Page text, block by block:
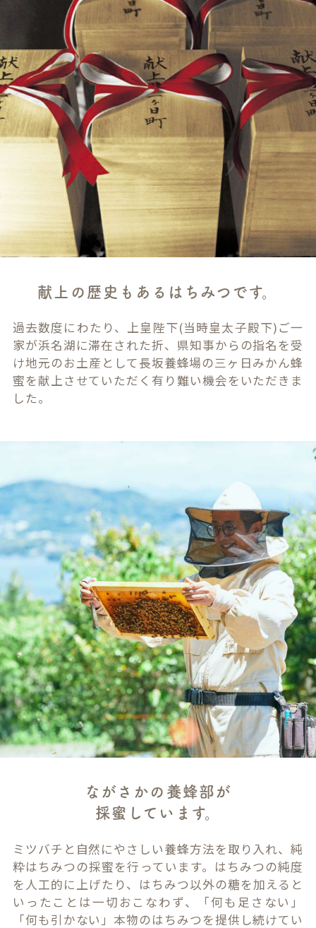
献上の歴史もあるはちみつです。
過去数度にわたり、上皇陛下(当時皇太子殿下)ご一
家が浜名湖に滞在された折、県知事からの指名を受
け地元のお土産として長坂養蜂場の三ヶ日みかん蜂
蜜を献上させていただく有り難い機会をいただきま
した。
ながさかの養蜂部が
採蜜しています。
ミツバチと自然にやさしい養蜂方法を取り入れ、純
粋はちみつの採蜜を行っています。はちみつの純度
を人工的に上げたり、はちみつ以外の糖を加えると
いったことは一切おこなわず、「何も足さない」
「何も引かない」本物のはちみつを提供し続けてい